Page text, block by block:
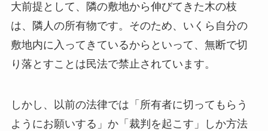
大前提として、隣の敷地から伸びてきた木の枝
は、隣人の所有物です。そのため、いくら自分の
敷地内に入ってきているからといって、無断で切
り落とすことは民法で禁止されています。
しかし、以前の法律では「所有者に切ってもらう
ようにお願いする」か「裁判を起こす」しか方法